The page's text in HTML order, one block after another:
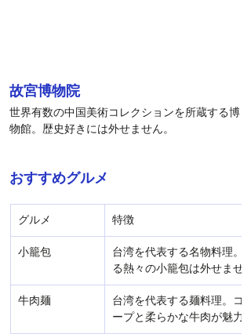
故宮博物院
世界有数の中国美術コレクションを所蔵する博
物館。歴史好きには外せません。
おすすめグルメ
グルメ 特徴
小籠包
台湾を代表する名物料理。
る熱々の小籠包は外せませ
牛肉麺
台湾を代表する麺料理。コ
ープと柔らかな牛肉が魅力